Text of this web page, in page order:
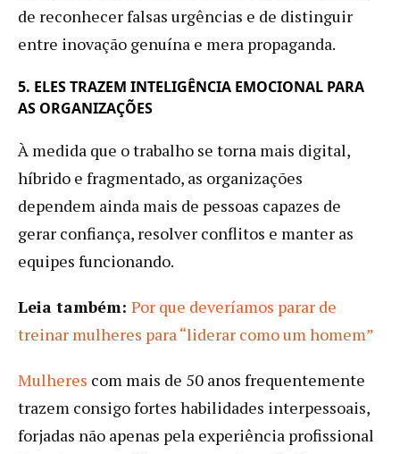
de reconhecer falsas urgências e de distinguir
entre inovação genuína e mera propaganda.
5. ELES TRAZEM INTELIGÊNCIA EMOCIONAL PARA
AS ORGANIZAÇÕES
À medida que o trabalho se torna mais digital,
híbrido e fragmentado, as organizações
dependem ainda mais de pessoas capazes de
gerar confiança, resolver conflitos e manter as
equipes funcionando.
Leia também: Por que deveríamos parar de
treinar mulheres para “liderar como um homem”
Mulheres com mais de 50 anos frequentemente
trazem consigo fortes habilidades interpessoais,
forjadas não apenas pela experiência profissional